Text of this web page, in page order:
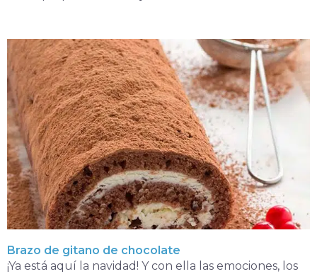
Brazo de gitano de chocolate
¡Ya está aquí la navidad! Y con ella las emociones, los